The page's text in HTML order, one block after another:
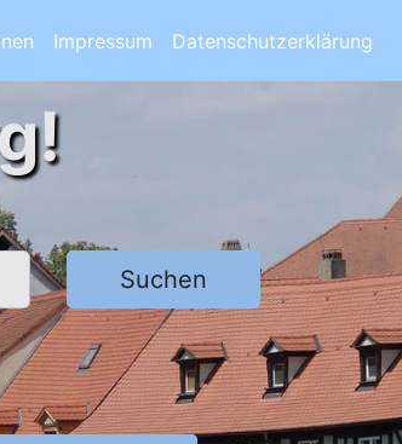
Impressum Datenschutzerklärung
Suchen